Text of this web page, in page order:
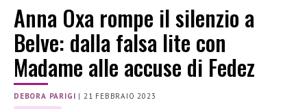
Anna Oxa rompe il silenzio a
Belve: dalla falsa lite con
Madame alle accuse di Fedez
DEBORA PARIGI | 21 FEBBRAIO 2023